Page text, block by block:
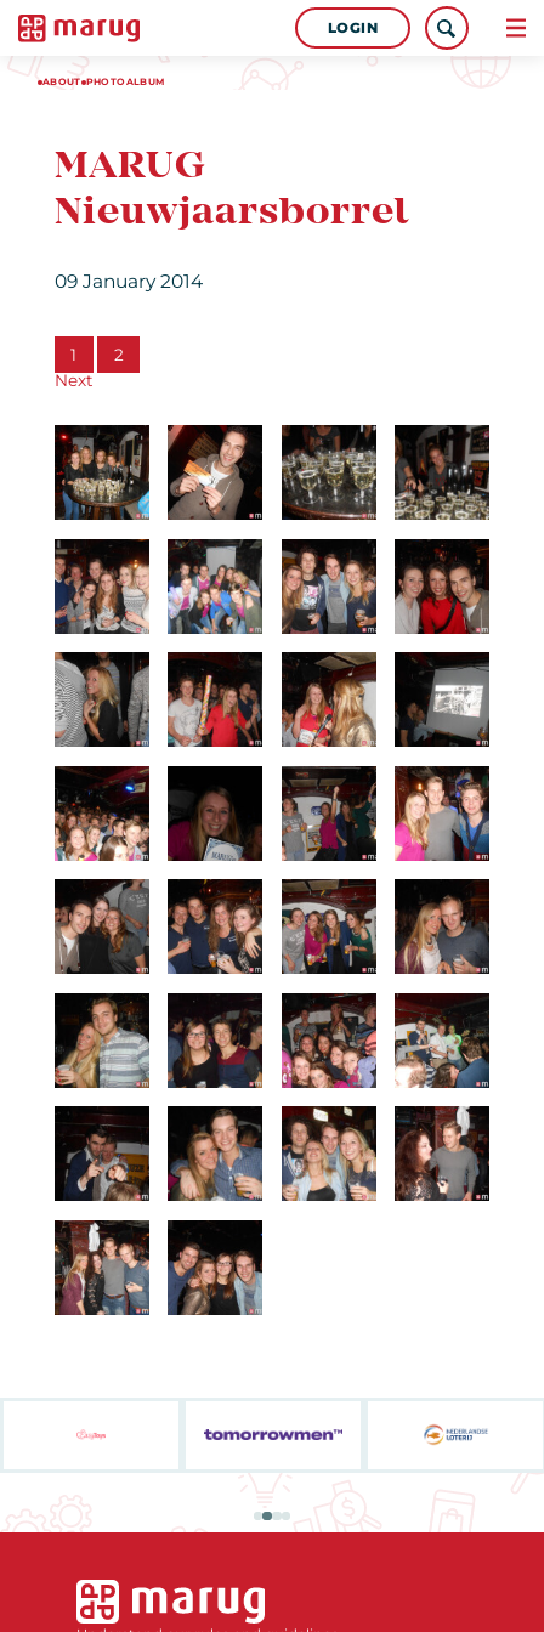
LOGIN
ABOUT PHOTOALBUM
MARUG
Nieuwjaarsborrel
09 January 2014
1
2
Next